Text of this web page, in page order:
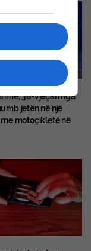
38-vjeçari nga
jetën në një
motoçikletë në